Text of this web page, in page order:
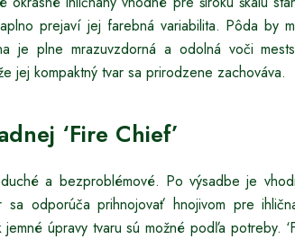
prejaví jej farebná variabilita. Pôda by
je plne mrazuvzdorná a odolná voči
jej kompaktný tvar sa prirodzene zachováva.
‘Fire Chief’
a bezproblémové. Po výsadbe je
odporúča prihnojovať hnojivom pre
úpravy tvaru sú možné podľa potreby.